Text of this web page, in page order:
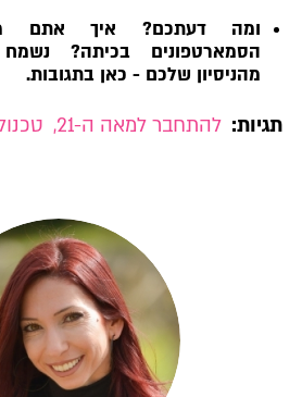
ומה דעתכם? איך אתם
הסמארטפונים בכיתה? נשמח
מהניסיון שלכם - כאן בתגובות.
תגיות: להתחבר למאה ה-21 ,